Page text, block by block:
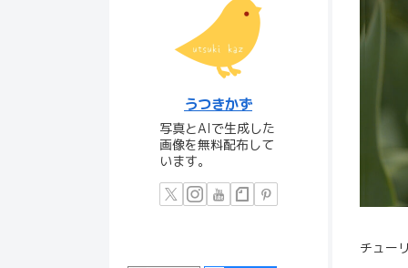
チュ
うつきかず
写真とAIで生成した
画像を無料配布して
います。